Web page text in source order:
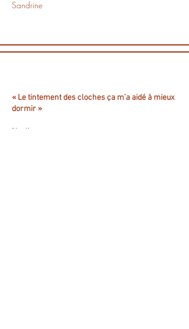
Sandrine
« Le tintement des cloches ça m’a aidé à mieux
dormir »
Noelle